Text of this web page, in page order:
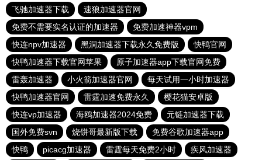
飞驰加速器下载
速狼加速器官网
免费不需要实名认证的加速器
免费加速神器vpm
快连npv加速器
黑洞加速器下载永久免费版
快鸭官网
快鸭加速器下载官网苹果
原子加速器app下载官网免费
雷轰加速器
小火箭加速器官网
每天试用一小时加速器
快鸭加速器官网
雷霆加速免费永久
樱花猫安卓版
快连vp加速器
海鸥加速器2024免费
元链加速器下载
国外免费svn
烧饼哥最新版下载
免费谷歌加速器app
快鸭
picacg加速器 雷霆每天免费2小时 疾风加速器